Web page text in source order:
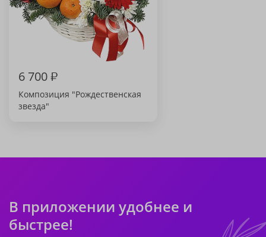
6 700₽
Композиция "Рождественская
звезда"
В приложении удобнее и
быстрее!